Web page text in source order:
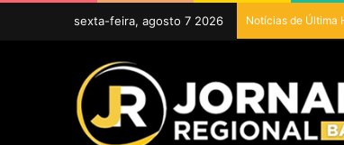
sexta-feira, agosto 7 2026 Notícias de Última